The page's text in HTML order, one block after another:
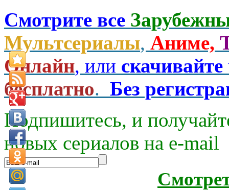
Смотрите все
Мультсериалы, Аниме,
Онлайн, или скачивайте
бесплатно. Без
Подпишитесь, и
новых сериалов на e-mаil